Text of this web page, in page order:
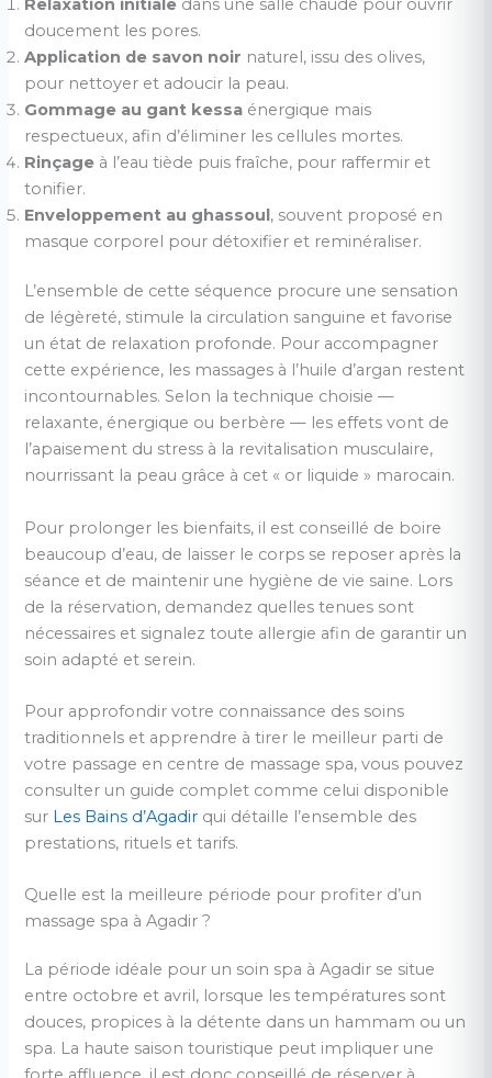
doucement les pores.
Application de savon noir naturel, issu des olives,
pour nettoyer et adoucir la peau.
Gommage au gant kessa énergique mais
respectueux, afin d’éliminer les cellules mortes.
Rinçage à l’eau tiède puis fraîche, pour raffermir et
tonifier.
Enveloppement au ghassoul, souvent proposé en
masque corporel pour détoxifier et reminéraliser.
L’ensemble de cette séquence procure une sensation
de légèreté, stimule la circulation sanguine et favorise
un état de relaxation profonde. Pour accompagner
cette expérience, les massages à l’huile d’argan restent
incontournables. Selon la technique choisie —
relaxante, énergique ou berbère — les effets vont de
l’apaisement du stress à la revitalisation musculaire,
nourrissant la peau grâce à cet « or liquide » marocain.
Pour prolonger les bienfaits, il est conseillé de boire
beaucoup d’eau, de laisser le corps se reposer après la
séance et de maintenir une hygiène de vie saine. Lors
de la réservation, demandez quelles tenues sont
nécessaires et signalez toute allergie afin de garantir un
soin adapté et serein.
Pour approfondir votre connaissance des soins
traditionnels et apprendre à tirer le meilleur parti de
votre passage en centre de massage spa, vous pouvez
consulter un guide complet comme celui disponible
sur Les Bains d’Agadir qui détaille l’ensemble des
prestations, rituels et tarifs.
Quelle est la meilleure période pour profiter d’un
massage spa à Agadir ?
La période idéale pour un soin spa à Agadir se situe
entre octobre et avril, lorsque les températures sont
douces, propices à la détente dans un hammam ou un
spa. La haute saison touristique peut impliquer une